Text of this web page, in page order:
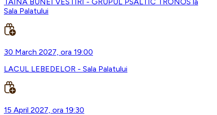
Sala Palatului
30 March 2027, ora 19:00
LACUL LEBEDELOR - Sala Palatului
15 April 2027, ora 19:30